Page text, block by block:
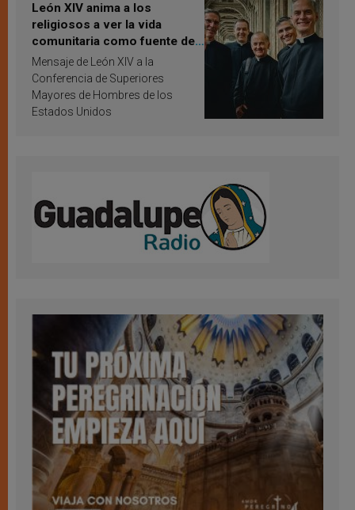
León XIV anima a los
religiosos a ver la vida
comunitaria como fuente de
inspiración y santificación
Mensaje de León XIV a la
Conferencia de Superiores
Mayores de Hombres de los
Estados Unidos